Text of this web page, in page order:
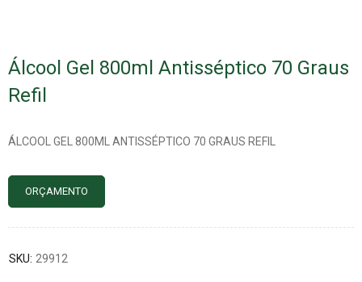
Álcool Gel 800ml Antisséptico 70 Graus
Refil
ÁLCOOL GEL 800ML ANTISSÉPTICO 70 GRAUS REFIL
ORÇAMENTO
SKU: 29912